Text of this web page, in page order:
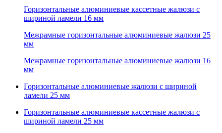
Горизонтальные алюминиевые кассетные жалюзи с
шириной ламели 16 мм
Межрамные горизонтальные алюминиевые жалюзи 25
мм
Межрамные горизонтальные алюминиевые жалюзи 16
мм
Горизонтальные алюминиевые жалюзи с шириной
ламели 25 мм
Горизонтальные алюминиевые кассетные жалюзи с
шириной ламели 25 мм